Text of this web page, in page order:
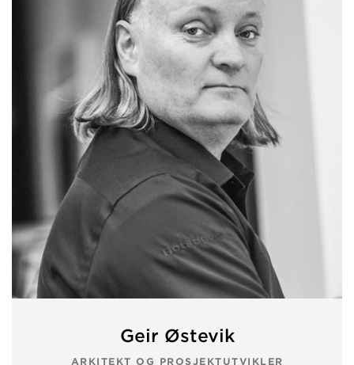
Geir Østevik
ARKITEKT OG PROSJEKTUTVIKLER